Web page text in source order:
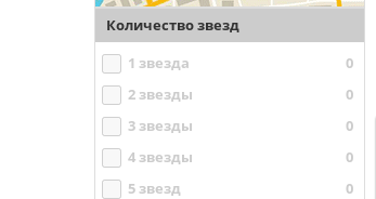
Количество звезд
1 звезда
0
2 звезды
0
3 звезды
0
4 звезды
0
5 звезд
0